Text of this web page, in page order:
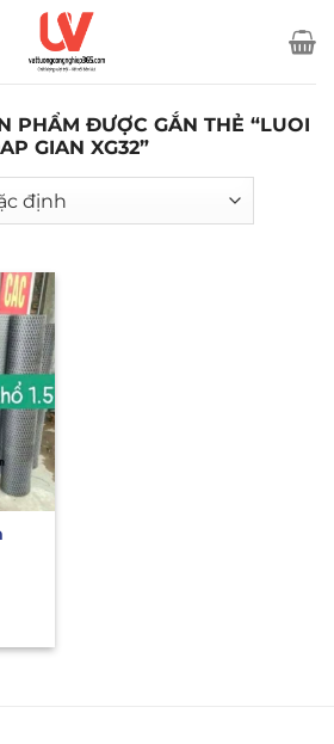
PHẨM ĐƯỢC GẮN THẺ “LUOI
GIAN XG32”